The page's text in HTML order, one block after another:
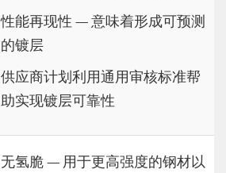
性能再现性 — 意味着形成可预测
的镀层
供应商计划利用通用审核标准帮
助实现镀层可靠性
无氢脆 — 用于更高强度的钢材以